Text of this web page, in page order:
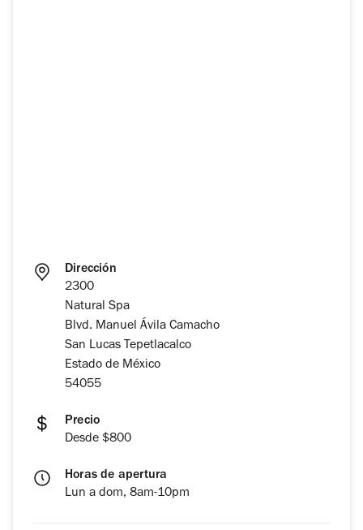
Dirección
2300
Natural Spa
Blvd. Manuel Ávila Camacho
San Lucas Tepetlacalco
Estado de México
54055
Precio
Desde $800
Horas de apertura
Lun a dom, 8am-10pm